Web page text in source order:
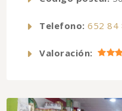
Telefono: 652 84
Valoración: